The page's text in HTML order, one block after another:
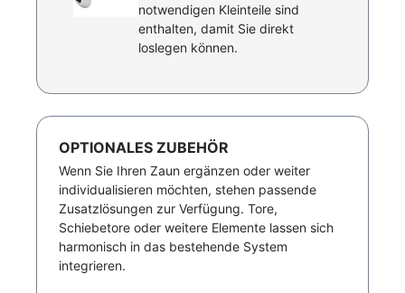
notwendigen Kleinteile sind
enthalten, damit Sie direkt
loslegen können.
OPTIONALES ZUBEHÖR
Wenn Sie Ihren Zaun ergänzen oder weiter
individualisieren möchten, stehen passende
Zusatzlösungen zur Verfügung. Tore,
Schiebetore oder weitere Elemente lassen sich
harmonisch in das bestehende System
integrieren.